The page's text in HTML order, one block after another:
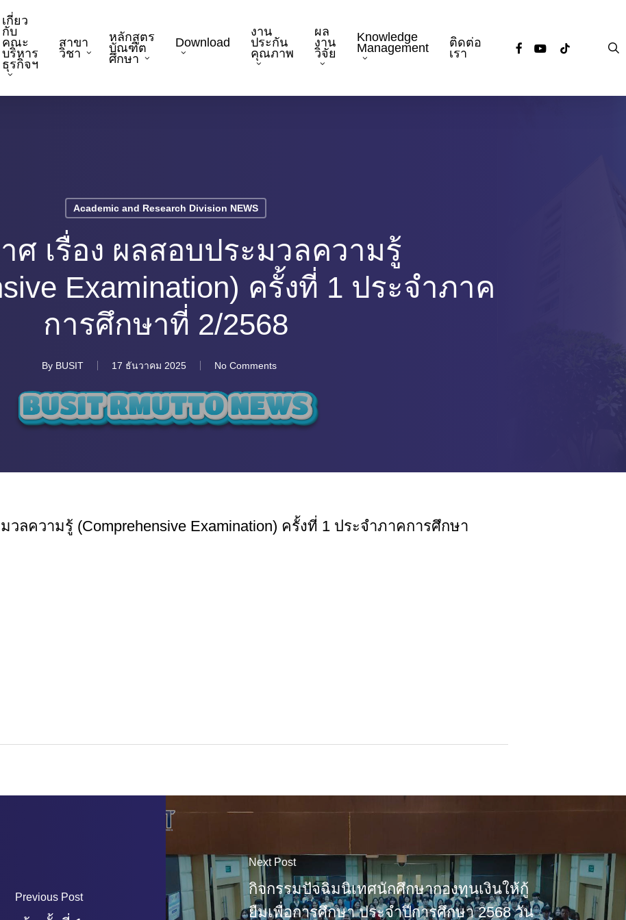
เกี่ยว
กับ
คณะ
บริหาร
ธุรกิจฯ
สาขา
วิชา
หลักสูตร
บัณฑิต
ศึกษา
Download
งาน
ประกัน
คุณภาพ
ผล
งาน
วิจัย
Knowledge
Management
ติดต่อ
เรา
facebookyoutube
tiktok
Academic and Research Division NEWS
ศ เรื่อง ผลสอบประมวลความรู้
Examination) ครั้งที่ 1 ประจำภาค
การศึกษาที่ 2/2568
By BUSIT 17 ธันวาคม 2025 No Comments
วลความรู้ (Comprehensive Examination) ครั้งที่ 1 ประจำภาคการศึกษา
Previous Post
Next Post
กิจกรรมปัจฉิมนิเทศนักศึกษากองทุนเงินให้กู้
ยืมเพื่อการศึกษา ประจำปีการศึกษา 2568 วัน